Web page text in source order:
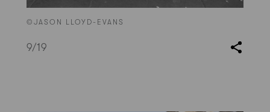
©JASON LLOYD-EVANS
9/19